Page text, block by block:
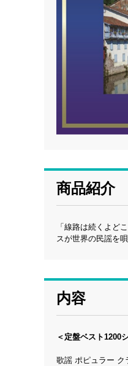
商品紹介
「線路は続くよど
スが世界の民謡を
内容
＜定盤ベスト1200
歌謡 ポピュラー